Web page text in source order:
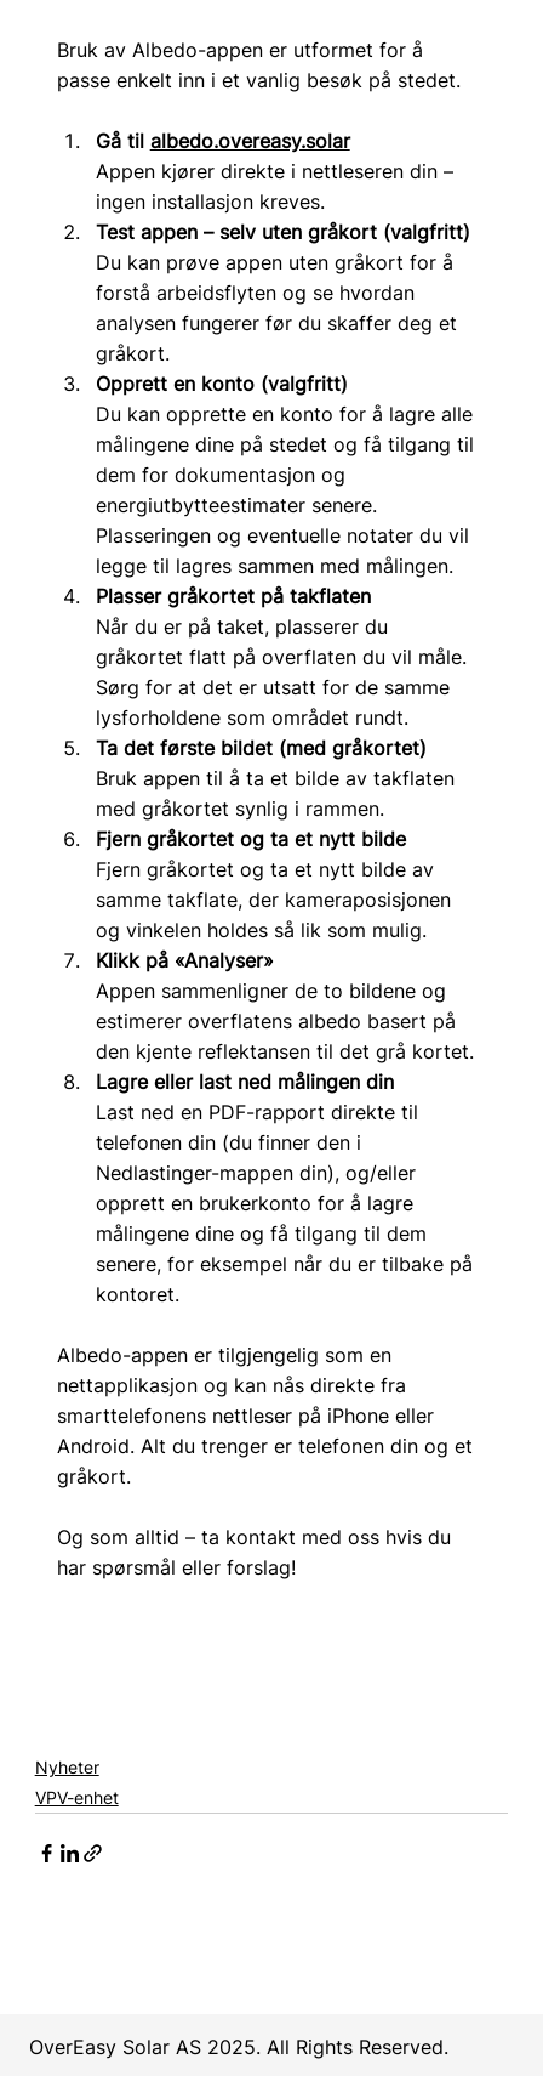
Bruk av Albedo-appen er utformet for å
passe enkelt inn i et vanlig besøk på stedet.
Gå til albedo.overeasy.solar
Appen kjører direkte i nettleseren din –
ingen installasjon kreves.
Test appen – selv uten gråkort (valgfritt)
Du kan prøve appen uten gråkort for å
forstå arbeidsflyten og se hvordan
analysen fungerer før du skaffer deg et
gråkort.
Opprett en konto (valgfritt)
Du kan opprette en konto for å lagre alle
målingene dine på stedet og få tilgang til
dem for dokumentasjon og
energiutbytteestimater senere.
Plasseringen og eventuelle notater du vil
legge til lagres sammen med målingen.
Plasser gråkortet på takflaten
Når du er på taket, plasserer du
gråkortet flatt på overflaten du vil måle.
Sørg for at det er utsatt for de samme
lysforholdene som området rundt.
Ta det første bildet (med gråkortet)
Bruk appen til å ta et bilde av takflaten
med gråkortet synlig i rammen.
Fjern gråkortet og ta et nytt bilde
Fjern gråkortet og ta et nytt bilde av
samme takflate, der kameraposisjonen
og vinkelen holdes så lik som mulig.
Klikk på «Analyser»
Appen sammenligner de to bildene og
estimerer overflatens albedo basert på
den kjente reflektansen til det grå kortet.
Lagre eller last ned målingen din
Last ned en PDF-rapport direkte til
telefonen din (du finner den i
Nedlastinger-mappen din), og/eller
opprett en brukerkonto for å lagre
målingene dine og få tilgang til dem
senere, for eksempel når du er tilbake på
kontoret.
Albedo-appen er tilgjengelig som en
nettapplikasjon og kan nås direkte fra
smarttelefonens nettleser på iPhone eller
Android. Alt du trenger er telefonen din og et
gråkort.
Og som alltid – ta kontakt med oss ​​hvis du
har spørsmål eller forslag!
Nyheter
VPV-enhet
OverEasy Solar AS 2025. All Rights Reserved.